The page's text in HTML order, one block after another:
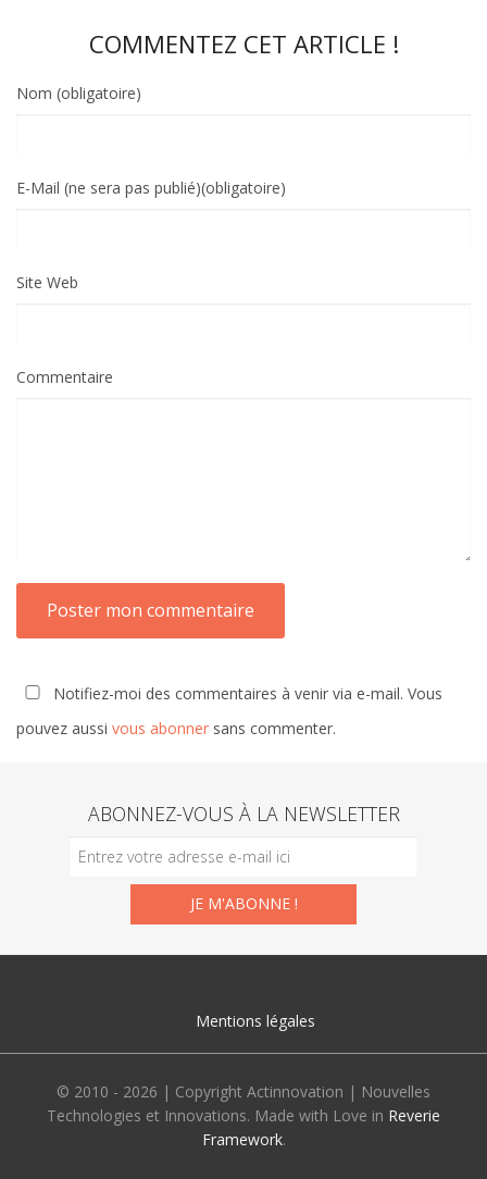
COMMENTEZ CET ARTICLE !
Nom (obligatoire)
E-Mail (ne sera pas publié)(obligatoire)
Site Web
Commentaire
Notifiez-moi des commentaires à venir via e-mail. Vous
pouvez aussi vous abonner sans commenter.
ABONNEZ-VOUS À LA NEWSLETTER
Mentions légales
© 2010 - 2026 | Copyright Actinnovation | Nouvelles
Technologies et Innovations. Made with Love in Reverie
Framework.